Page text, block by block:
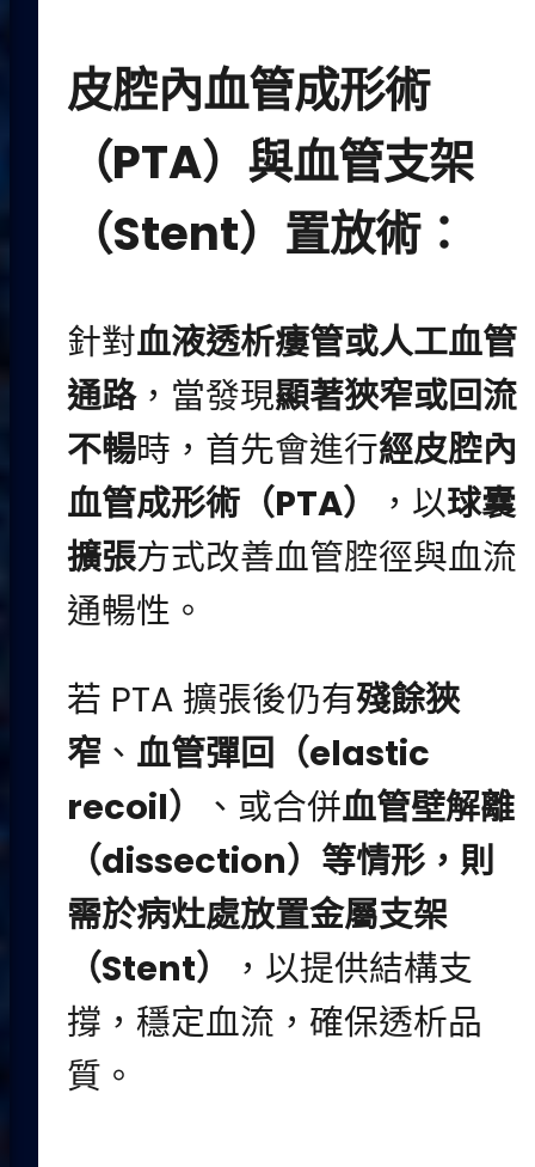
皮腔內血管成形術
（PTA）與血管支架
（Stent）置放術：
針對血液透析瘻管或人工血管
通路，當發現顯著狹窄或回流
不暢時，首先會進行經皮腔內
血管成形術（PTA）
，以球囊
擴張方式改善血管腔徑與血流
通暢性。
若 PTA 擴張後仍有殘餘狹
窄 、 血管彈回（elastic
recoil）
、或合併血管壁解離
（dissection）等情形，則
需於病灶處放置金屬支架
（Stent）
，以提供結構支
撐，穩定血流，確保透析品
質。